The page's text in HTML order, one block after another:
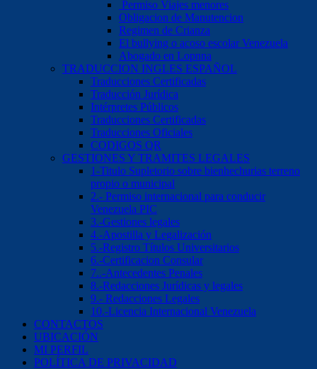
Permiso Viajes menores
Obligacion de Manutencion
Regimen de Crianza
El bullying o acoso escolar Venezuela
Abogado en Lopnna
TRADUCCION INGLES ESPAÑOL
Traducciones Certificadas
Traducción Jurídica
Intérpretes Públicos
Traducciones Certificadas
Traducciones Oficiales
CODIGOS QR
GESTIONES Y TRAMITES LEGALES
1-Titulo Supletorio sobre bienhechurias terreno
propio o municipal
2.- Permiso internacional para conducir
Venezuela PIC
3.-Gestiones legales
4.-Apostilla y Legalización
5.-Registro Títulos Universitarios
6.-Certificacion Consular
7..-Antecedentes Penales
8.-Redacciones Jurídicas y legales
9.- Redacciones Legales
10.-Licencia Internacional Venezuela
CONTACTOS
UBICACIÓN
MI PERFIL
POLÍTICA DE PRIVACIDAD